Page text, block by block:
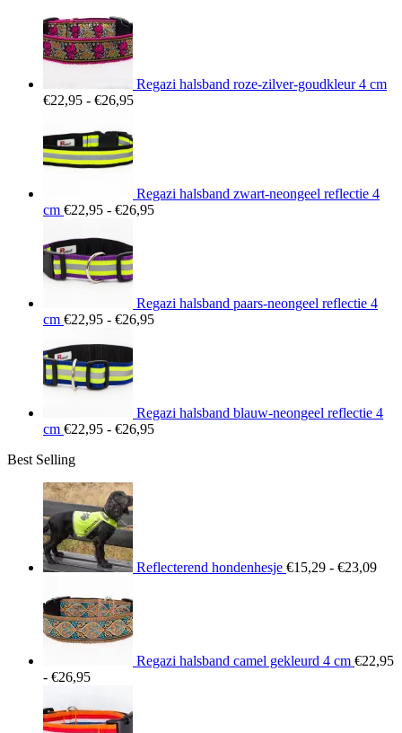
Regazi halsband roze-zilver-goudkleur 4 cm
€22,95 - €26,95Prijsklasse:
Regazi halsband zwart-neongeel reflectie 4
cm €22,95 - €26,95Prijsklasse:
Regazi halsband paars-neongeel reflectie 4
cm €22,95 - €26,95Prijsklasse:
Regazi halsband blauw-neongeel reflectie 4
cm €22,95 - €26,95Prijsklasse:
Best Selling
Reflecterend hondenhesje €15,29 - €23,09
Regazi halsband camel gekleurd 4 cm €22,95
- €26,95Prijsklasse:
tot
€26,95